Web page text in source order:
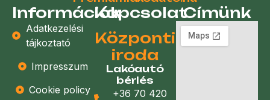
Információk
Adatkezelési
tájkoztató
Impresszum
Cookie policy
Kapcsolat
Központi
iroda
Lakóautó
bérlés
+36 70 420
Címünk